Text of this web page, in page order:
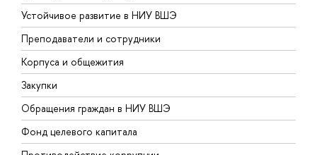
Устойчивое развитие в НИУ ВШЭ
Преподаватели и сотрудники
Корпуса и общежития
Закупки
Обращения граждан в НИУ ВШЭ
Фонд целевого капитала